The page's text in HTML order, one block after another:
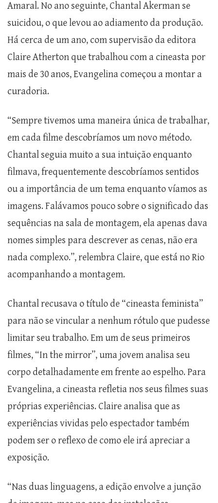
Amaral. No ano seguinte, Chantal Akerman se
suicidou, o que levou ao adiamento da produção.
Há cerca de um ano, com supervisão da editora
Claire Atherton que trabalhou com a cineasta por
mais de 30 anos, Evangelina começou a montar a
curadoria.
“Sempre tivemos uma maneira única de trabalhar,
em cada filme descobríamos um novo método.
Chantal seguia muito a sua intuição enquanto
filmava, frequentemente descobríamos sentidos
ou a importância de um tema enquanto víamos as
imagens. Falávamos pouco sobre o significado das
sequências na sala de montagem, ela apenas dava
nomes simples para descrever as cenas, não era
nada complexo.”, relembra Claire, que está no Rio
acompanhando a montagem.
Chantal recusava o título de “cineasta feminista”
para não se vincular a nenhum rótulo que pudesse
limitar seu trabalho. Em um de seus primeiros
filmes, “In the mirror”, uma jovem analisa seu
corpo detalhadamente em frente ao espelho. Para
Evangelina, a cineasta refletia nos seus filmes suas
próprias experiências. Claire analisa que as
experiências vividas pelo espectador também
podem ser o reflexo de como ele irá apreciar a
exposição.
“Nas duas linguagens, a edição envolve a junção